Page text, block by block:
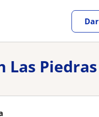
Las Piedras